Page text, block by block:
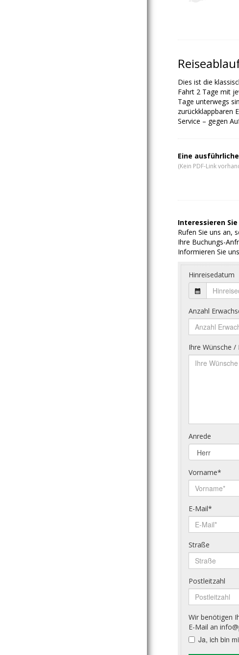
Dies ist die
Fahrt 2 Tage mit
Tage unterwegs
zurückklappbaren
Service – gegen
Eine
(Kein PDF-Link
Interessieren
Rufen Sie uns an,
Ihre Buchungs-
Informieren Sie